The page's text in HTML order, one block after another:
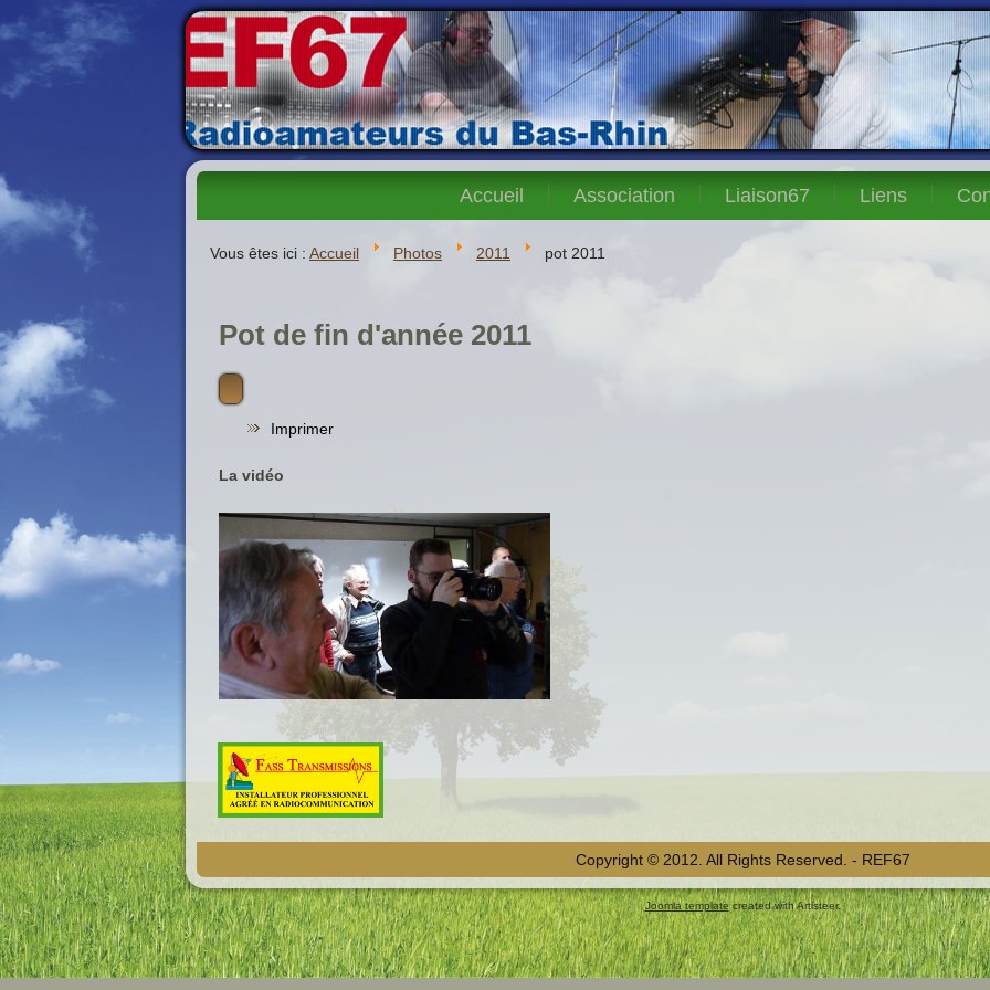
Accueil Association Liaison67 Liens
Vous êtes ici : Accueil Photos 2011 pot 2011
Pot de fin d'année 2011
Imprimer
La vidéo
Copyright © 2012. All Rights Reserved. - REF67
Joomla templatecreated with Artisteer.